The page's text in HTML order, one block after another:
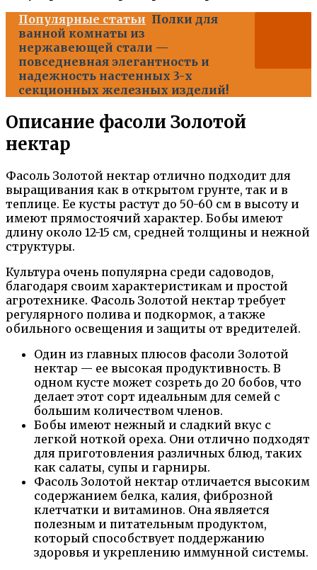
Популярные статьи Полки для
ванной комнаты из
нержавеющей стали —
повседневная элегантность и
надежность настенных 3-х
секционных железных изделий!
Описание фасоли Золотой
нектар
Фасоль Золотой нектар отлично подходит для
выращивания как в открытом грунте, так и в
теплице. Ее кусты растут до 50-60 см в высоту и
имеют прямостоячий характер. Бобы имеют
длину около 12-15 см, средней толщины и нежной
структуры.
Культура очень популярна среди садоводов,
благодаря своим характеристикам и простой
агротехнике. Фасоль Золотой нектар требует
регулярного полива и подкормок, а также
обильного освещения и защиты от вредителей.
Один из главных плюсов фасоли Золотой
нектар — ее высокая продуктивность. В
одном кусте может созреть до 20 бобов, что
делает этот сорт идеальным для семей с
большим количеством членов.
Бобы имеют нежный и сладкий вкус с
легкой ноткой ореха. Они отлично подходят
для приготовления различных блюд, таких
как салаты, супы и гарниры.
Фасоль Золотой нектар отличается высоким
содержанием белка, калия, фиброзной
клетчатки и витаминов. Она является
полезным и питательным продуктом,
который способствует поддержанию
здоровья и укреплению иммунной системы.